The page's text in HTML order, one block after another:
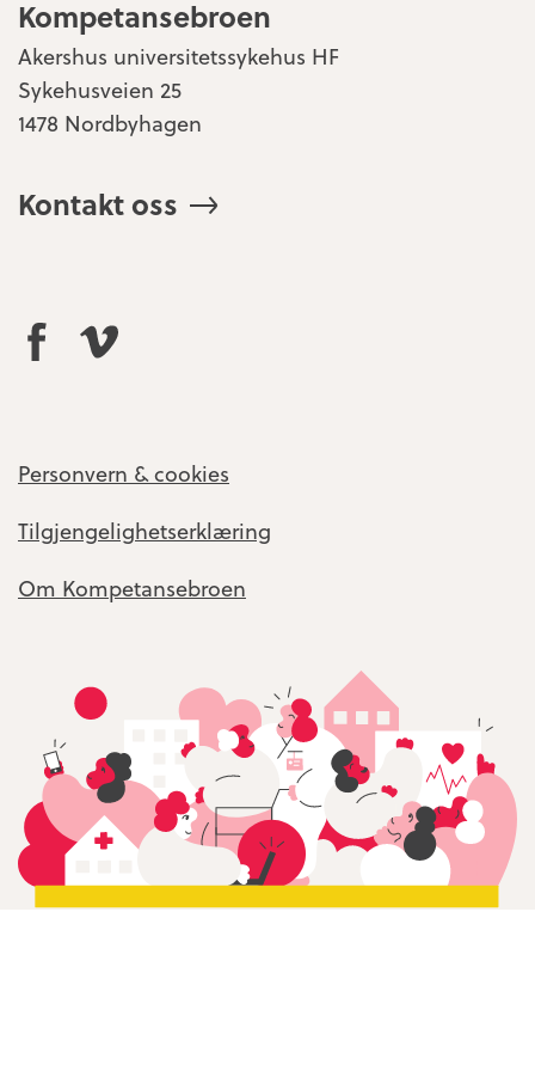
Kompetansebroen
Akershus universitetssykehus HF
Sykehusveien 25
1478 Nordbyhagen
Kontakt oss
Personvern & cookies
Tilgjengelighetserklæring
Om Kompetansebroen